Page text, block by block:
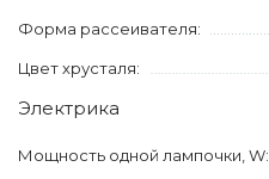
Форма рассеивателя:
Цвет хрусталя:
Электрика
Мощность одной лампочки, W: